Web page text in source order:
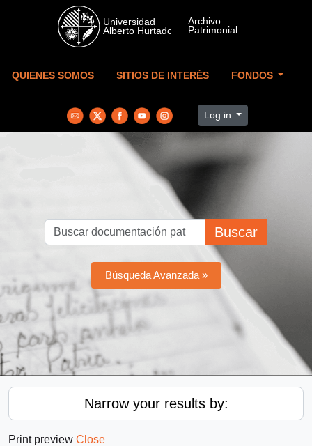
Skip to main content
QUIENES SOMOS SITIOS DE INTERÉS FONDOS
Log in
Buscar
Búsqueda Avanzada »
Narrow your results by:
Print preview Close